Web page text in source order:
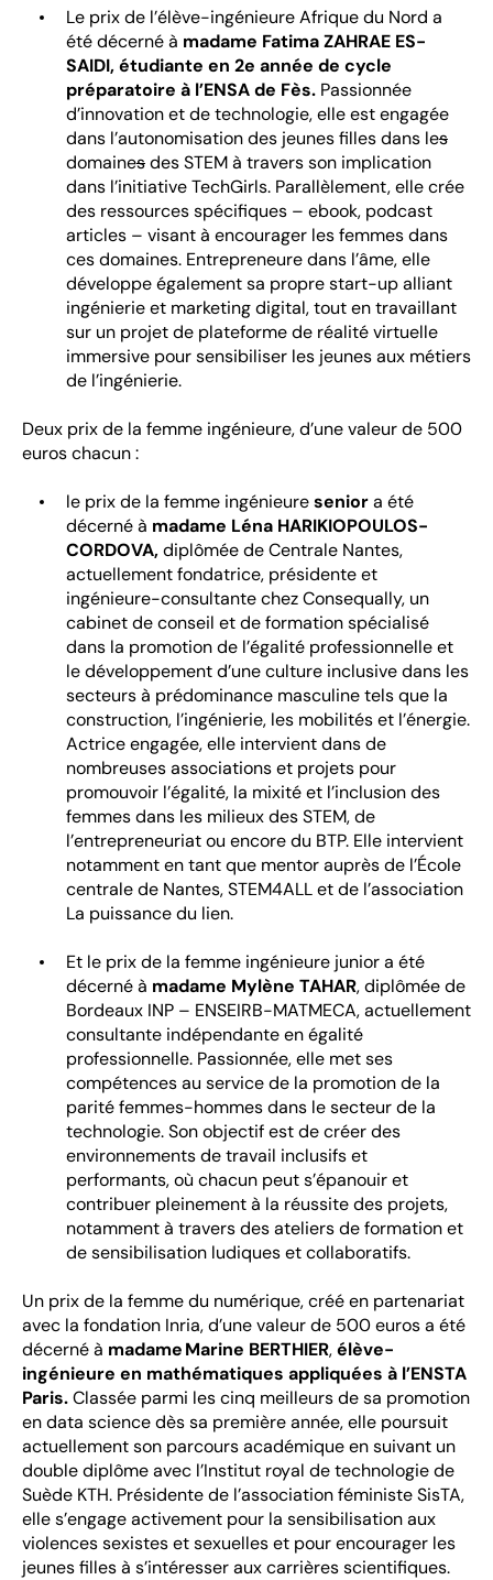
Le prix de l’élève-ingénieure Afrique du Nord a
été décerné à madame Fatima ZAHRAE ES-
SAIDI, étudiante en 2e année de cycle
préparatoire à l’ENSA de Fès. Passionnée
d’innovation et de technologie, elle est engagée
dans l’autonomisation des jeunes filles dans les
domainesdes STEM à travers son implication
dans l’initiative TechGirls. Parallèlement, elle crée
des ressources spécifiques – ebook, podcast
articles – visant à encourager les femmes dans
ces domaines. Entrepreneure dans l’âme, elle
développe également sa propre start-up alliant
ingénierie et marketing digital, tout en travaillant
sur un projet de plateforme de réalité virtuelle
immersive pour sensibiliser les jeunes aux métiers
de l’ingénierie.
Deux prix de la femme ingénieure, d’une valeur de 500
euros chacun :
le prix de la femme ingénieureseniora été
décerné à madame Léna HARIKIOPOULOS-
CORDOVA,diplômée de Centrale Nantes,
actuellement fondatrice, présidente et
ingénieure-consultante chez Consequally, un
cabinet de conseil et de formation spécialisé
dans la promotion de l’égalité professionnelle et
le développement d’une culture inclusive dans les
secteurs à prédominance masculine tels que la
construction, l’ingénierie, les mobilités et l’énergie.
Actrice engagée, elle intervient dans de
nombreuses associations et projets pour
promouvoir l’égalité, la mixité et l’inclusion des
femmes dans les milieux des STEM, de
l’entrepreneuriat ou encore du BTP. Elle intervient
notamment en tant que mentor auprès de l’École
centrale de Nantes, STEM4ALL et de l’association
La puissance du lien.
Et le prix de la femme ingénieure juniora été
décerné à madame Mylène TAHAR,diplômée de
Bordeaux INP – ENSEIRB-MATMECA, actuellement
consultante indépendante en égalité
professionnelle. Passionnée, elle met ses
compétences au service de la promotion de la
parité femmes-hommes dans le secteur de la
technologie. Son objectif est de créer des
environnements de travail inclusifs et
performants, où chacun peut s’épanouir et
contribuer pleinement à la réussite des projets,
notamment à travers des ateliers de formation et
de sensibilisation ludiques et collaboratifs.
Un prix de la femme du numérique, créé en partenariat
avec la fondation Inria, d’une valeur de 500 euros a été
décerné à madame Marine BERTHIER,élève-
ingénieure en mathématiques appliquées à l’ENSTA
Paris.Classée parmi les cinq meilleurs de sa promotion
en data science dès sa première année, elle poursuit
actuellement son parcours académique en suivant un
double diplôme avec l’Institut royal de technologie de
Suède KTH. Présidente de l’association féministe SisTA,
elle s’engage activement pour la sensibilisation aux
violences sexistes et sexuelles et pour encourager les
jeunes filles à s’intéresser aux carrières scientifiques.